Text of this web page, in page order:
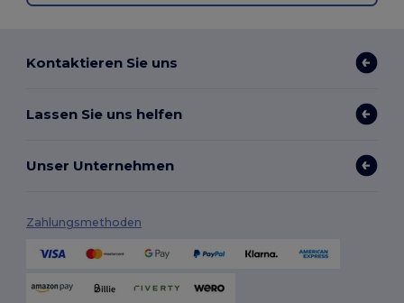
Kontaktieren Sie uns
Lassen Sie uns helfen
Unser Unternehmen
Zahlungsmethoden